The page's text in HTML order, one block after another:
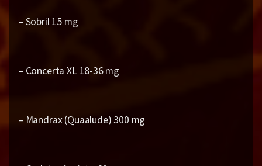
– Sobril 15 mg
– Concerta XL 18-36 mg
– Mandrax (Quaalude) 300 mg